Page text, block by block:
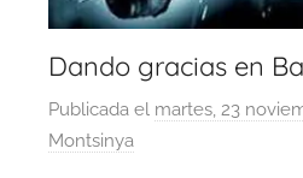
Dando gracias en
Publicada el martes, 23
Montsinya